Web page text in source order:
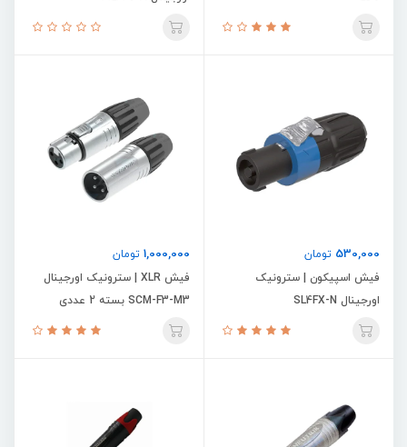
530,000 تومان
فیش اسپیکون | سترونیک
اورجینال SL4FX-N
1,000,000 تومان
فیش XLR | سترونیک اورجینال
SCM-F3-M3 بسته 2 عددی